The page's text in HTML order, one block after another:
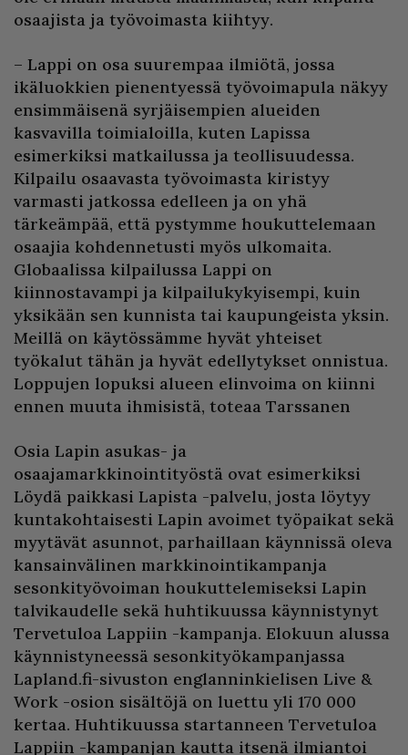
osaajista ja työvoimasta kiihtyy.
– Lappi on osa suurempaa ilmiötä, jossa
ikäluokkien pienentyessä työvoimapula näkyy
ensimmäisenä syrjäisempien alueiden
kasvavilla toimialoilla, kuten Lapissa
esimerkiksi matkailussa ja teollisuudessa.
Kilpailu osaavasta työvoimasta kiristyy
varmasti jatkossa edelleen ja on yhä
tärkeämpää, että pystymme houkuttelemaan
osaajia kohdennetusti myös ulkomaita.
Globaalissa kilpailussa Lappi on
kiinnostavampi ja kilpailukykyisempi, kuin
yksikään sen kunnista tai kaupungeista yksin.
Meillä on käytössämme hyvät yhteiset
työkalut tähän ja hyvät edellytykset onnistua.
Loppujen lopuksi alueen elinvoima on kiinni
ennen muuta ihmisistä, toteaa Tarssanen
Osia Lapin asukas- ja
osaajamarkkinointityöstä ovat esimerkiksi
Löydä paikkasi Lapista -palvelu, josta löytyy
kuntakohtaisesti Lapin avoimet työpaikat sekä
myytävät asunnot, parhaillaan käynnissä oleva
kansainvälinen markkinointikampanja
sesonkityövoiman houkuttelemiseksi Lapin
talvikaudelle sekä huhtikuussa käynnistynyt
Tervetuloa Lappiin -kampanja. Elokuun alussa
käynnistyneessä sesonkityökampanjassa
Lapland.fi-sivuston englanninkielisen Live &
Work -osion sisältöjä on luettu yli 170 000
kertaa. Huhtikuussa startanneen Tervetuloa
Lappiin -kampanjan kautta itsenä ilmiantoi